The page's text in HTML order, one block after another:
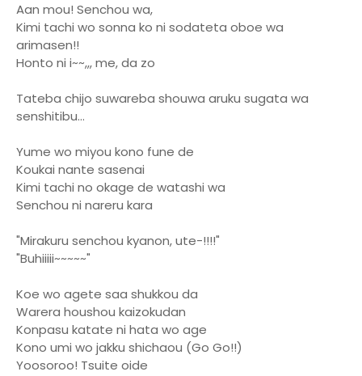
Aan mou! Senchou wa,
Kimi tachi wo sonna ko ni sodateta oboe wa
arimasen!!
Honto ni i~~,,, me, da zo
Tateba chijo suwareba shouwa aruku sugata wa
senshitibu...
Yume wo miyou kono fune de
Koukai nante sasenai
Kimi tachi no okage de watashi wa
Senchou ni nareru kara
"Mirakuru senchou kyanon, ute-!!!!"
"Buhiiiii~~~~~"
Koe wo agete saa shukkou da
Warera houshou kaizokudan
Konpasu katate ni hata wo age
Kono umi wo jakku shichaou (Go Go!!)
Yoosoroo! Tsuite oide